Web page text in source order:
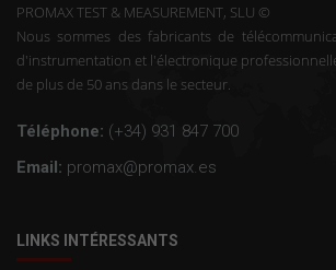
PROMAX TEST & MEASUREMENT, SLU ©
Nous sommes des fabricants de
d'instrumentation et l'électronique
de plus de 50 ans dans le secteur.
Téléphone: (+34) 931 847 700
Email: promax@promax.es
LINKS INTÉRESSANTS